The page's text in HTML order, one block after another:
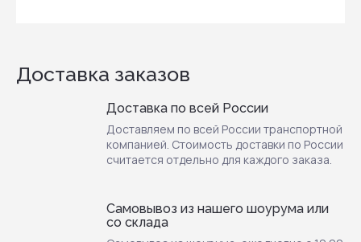
Доставка заказов
Доставка по всей России
Доставляем по всей России транспортной
компанией. Стоимость доставки по России
считается отдельно для каждого заказа.
Самовывоз из нашего шоурума или
со склада